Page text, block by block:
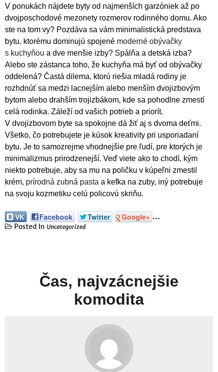
V ponukách nájdete byty od najmenších garzóniek až po
dvojposchodové mezonety rozmerov rodinného domu. Ako
ste na tom vy? Pozdáva sa vám minimalistická predstava
bytu, ktorému dominujú spojené moderné obývačky
s kuchyňou a dve menšie izby? Spálňa a detská izba?
Alebo ste zástanca toho, že kuchyňa má byť od obývačky
oddelená? Častá dilema, ktorú riešia mladá rodiny je
rozhdnúť sa medzi lacnejším alebo menším dvojizbovým
bytom alebo drahším trojizbákom, kde sa pohodlne zmestí
celá rodinka. Záleží od vašich potrieb a priorít.
V dvojizbovom byte sa spokojne dá žiť aj s dvoma deťmi.
Všetko, čo potrebujete je kúsok kreativity pri usporiadaní
bytu. Je to samozrejme vhodnejšie pre ľudí, pre ktorých je
minimalizmus prirodzenejší. Veď viete ako to chodí, kým
niekto potrebuje, aby sa mu na poličku v kúpeľni zmestil
krém, prírodná zubná pasta a kefka na zuby, iný potrebuje
na svoju kozmetiku celú policovú skriňu.
VK Facebook Twitter Google+ …
Posted In Uncategorized
Čas, najvzácnejšie
komodita